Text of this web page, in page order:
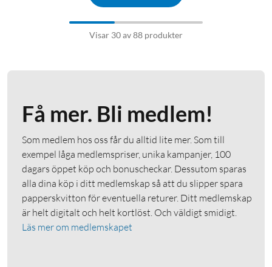
Visar 30 av 88 produkter
Få mer. Bli medlem!
Som medlem hos oss får du alltid lite mer. Som till
exempel låga medlemspriser, unika kampanjer, 100
dagars öppet köp och bonuscheckar. Dessutom sparas
alla dina köp i ditt medlemskap så att du slipper spara
papperskvitton för eventuella returer. Ditt medlemskap
är helt digitalt och helt kortlöst. Och väldigt smidigt.
Läs mer om medlemskapet